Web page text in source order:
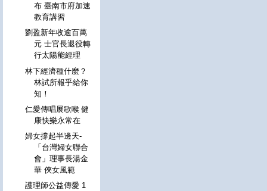
布 臺南市府加速
教育講習
劉盈新年收逾百萬
元 士官長退役轉
行太陽能經理
林下經濟種什麼？
林試所報乎給你
知！
仁愛傳唱展歌喉 健
康快樂永常在
婦女撐起半邊天-
「台灣婦女聯合
會」理事長湯金
華 俠女風範
護理師公益傳愛 1